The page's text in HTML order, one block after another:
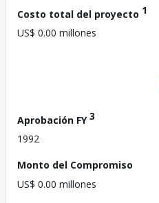
Costo total del proyecto 1
US$ 0.00 millones
Aprobación FY3
1992
Monto del Compromiso
US$ 0.00 millones